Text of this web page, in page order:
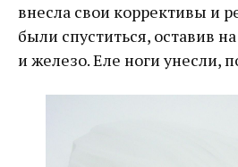
внесла свои коррективы и
были спуститься, оставив
и железо. Еле ноги унесли,